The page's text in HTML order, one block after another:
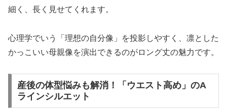
細く、長く見せてくれます。
心理学でいう「理想の自分像」を投影しやすく、凛とした
かっこいい母親像を演出できるのがロング丈の魅力です。
産後の体型悩みも解消！「ウエスト高め」のA
ラインシルエット